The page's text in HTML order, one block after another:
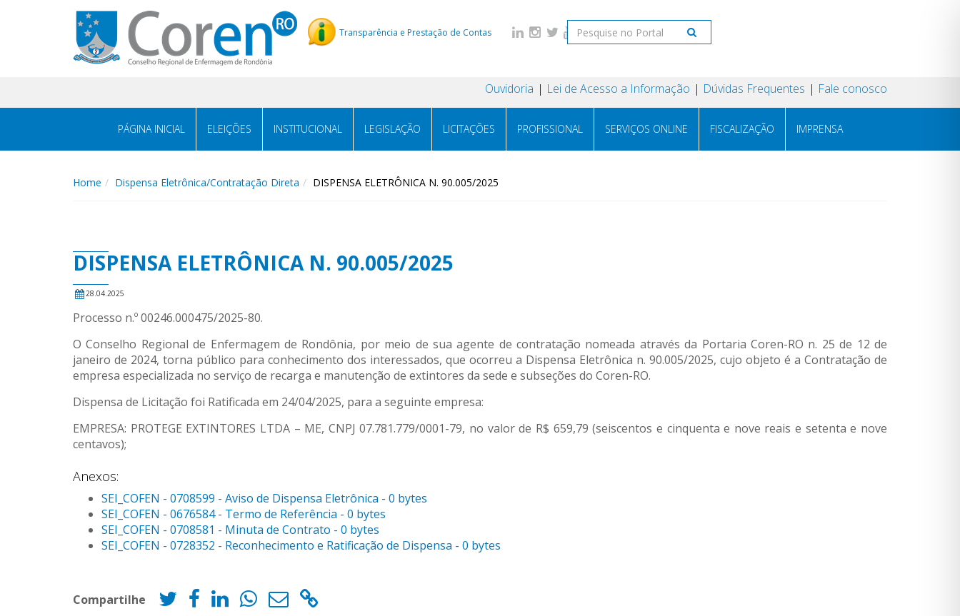
Transparência e Prestação de Contas
Ouvidoria Lei de Acesso a Informação Dúvidas Frequentes Fale conosco
PÁGINA INICIAL ELEIÇÕES INSTITUCIONAL LEGISLAÇÃO LICITAÇÕES PROFISSIONAL SERVIÇOS ONLINE FISCALIZAÇÃO IMPRENSA
Home Dispensa Eletrônica/Contratação Direta DISPENSA ELETRÔNICA N. 90.005/2025
DISPENSA ELETRÔNICA N. 90.005/2025
28.04.2025
Processo n.º 00246.000475/2025-80.
O Conselho Regional de Enfermagem de Rondônia, por meio de sua agente de contratação nomeada através da Portaria Coren-RO n. 25 de 12 de
janeiro de 2024, torna público para conhecimento dos interessados, que ocorreu a Dispensa Eletrônica n. 90.005/2025, cujo objeto é a Contratação de
empresa especializada no serviço de recarga e manutenção de extintores da sede e subseções do Coren-RO.
Dispensa de Licitação foi Ratificada em 24/04/2025, para a seguinte empresa:
EMPRESA: PROTEGE EXTINTORES LTDA – ME, CNPJ 07.781.779/0001-79, no valor de R$ 659,79 (seiscentos e cinquenta e nove reais e setenta e nove
centavos);
Anexos:
SEI_COFEN - 0708599 - Aviso de Dispensa Eletrônica - 0 bytes
SEI_COFEN - 0676584 - Termo de Referência - 0 bytes
SEI_COFEN - 0708581 - Minuta de Contrato - 0 bytes
SEI_COFEN - 0728352 - Reconhecimento e Ratificação de Dispensa - 0 bytes
Compartilhe